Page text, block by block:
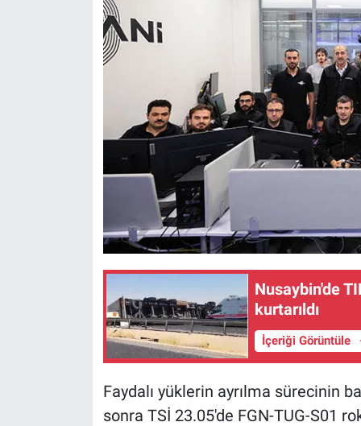
Nusaybin'de
kurtarıldı
İçeriği Görüntüle
Faydalı yüklerin ayrılma sürecinin
sonra TSİ 23.05'de FGN-TUG-S01